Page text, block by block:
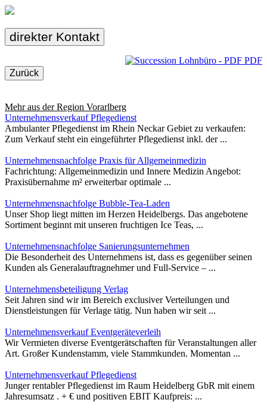
direkter Kontakt
PDF
Zurück
Mehr aus der Region Vorarlberg
Unternehmensverkauf Pflegedienst
Ambulanter Pflegedienst im Rhein Neckar Gebiet zu verkaufen:
Zum Verkauf steht ein eingeführter Pflegedienst inkl. der ...
Unternehmensnachfolge Praxis für Allgemeinmedizin
Fachrichtung: Allgemeinmedizin und Innere Medizin Angebot:
Praxisübernahme m² erweiterbar optimale ...
Unternehmensnachfolge Bubble-Tea-Laden
Unser Shop liegt mitten im Herzen Heidelbergs. Das angebotene
Sortiment beginnt mit unseren fruchtigen Ice Teas, ...
Unternehmensnachfolge Sanierungsunternehmen
Die Besonderheit des Unternehmens ist, dass es gegenüber seinen
Kunden als Generalauftragnehmer und Full-Service – ...
Unternehmensbeteiligung Verlag
Seit Jahren sind wir im Bereich exclusiver Verteilungen und
Dienstleistungen für Verlage tätig. Nun haben wir seit ...
Unternehmensverkauf Eventgeräteverleih
Wir Vermieten diverse Eventgerätschaften für Veranstaltungen aller
Art. Großer Kundenstamm, viele Stammkunden. Momentan ...
Unternehmensverkauf Pflegedienst
Junger rentabler Pflegedienst im Raum Heidelberg GbR mit einem
Jahresumsatz . + € und positiven EBIT Kaufpreis: ...